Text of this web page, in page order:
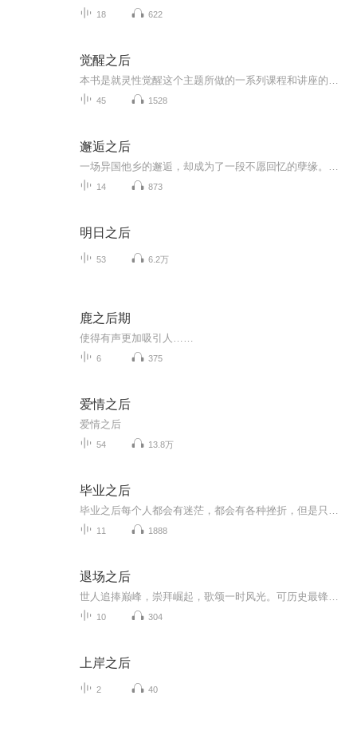
18 622
觉醒之后
45 1528
邂逅之后
14 873
明日之后
53 6.2万
鹿之后期
使得有声更加吸引人……
6 375
爱情之后
爱情之后
54 13.8万
毕业之后
11 1888
退场之后
10 304
上岸之后
2 40